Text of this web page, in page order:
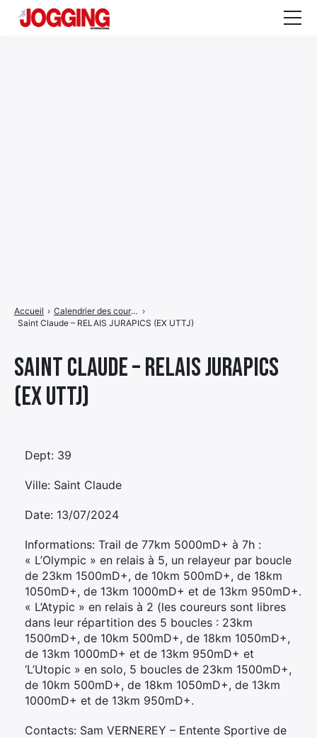
Saint Claude – RELAIS JURAPICS
(EX UTTJ)
Accueil › Calendrier des courses ›
Saint Claude – RELAIS JURAPICS (EX UTTJ)
Dept: 39
Ville: Saint Claude
Date: 13/07/2024
Informations: Trail de 77km 5000mD+ à 7h :
« L’Olympic » en relais à 5, un relayeur par boucle
de 23km 1500mD+, de 10km 500mD+, de 18km
1050mD+, de 13km 1000mD+ et de 13km 950mD+.
« L’Atypic » en relais à 2 (les coureurs sont libres
dans leur répartition des 5 boucles : 23km
1500mD+, de 10km 500mD+, de 18km 1050mD+,
de 13km 1000mD+ et de 13km 950mD+ et
‘L’Utopic » en solo, 5 boucles de 23km 1500mD+,
de 10km 500mD+, de 18km 1050mD+, de 13km
1000mD+ et de 13km 950mD+.
Contacts: Sam VERNEREY – Entente Sportive de
de
menu
Élément
de
Élément
de